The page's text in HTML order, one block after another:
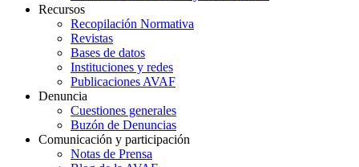
Recursos
Recopilación Normativa
Revistas
Bases de datos
Instituciones y redes
Publicaciones AVAF
Denuncia
Cuestiones generales
Buzón de Denuncias
Comunicación y participación
Notas de Prensa